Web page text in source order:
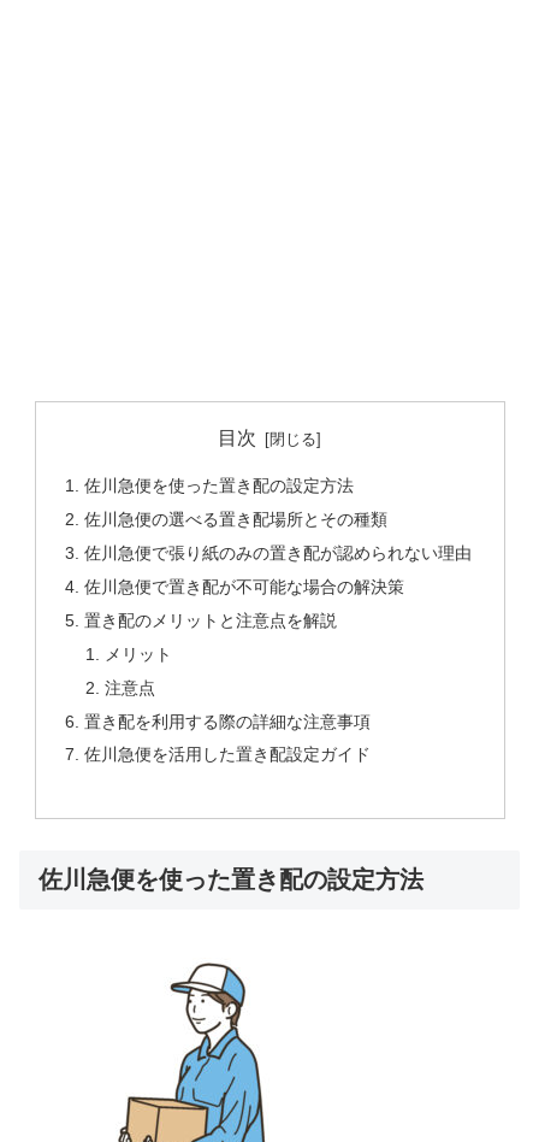
目次
佐川急便を使った置き配の設定方法
佐川急便の選べる置き配場所とその種類
佐川急便で張り紙のみの置き配が認められない理由
佐川急便で置き配が不可能な場合の解決策
置き配のメリットと注意点を解説
メリット
注意点
置き配を利用する際の詳細な注意事項
佐川急便を活用した置き配設定ガイド
佐川急便を使った置き配の設定方法